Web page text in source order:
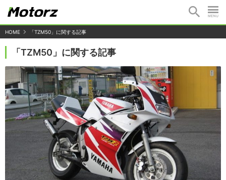
HOME 「TZM50」に関する記事
「TZM50」に関する記事